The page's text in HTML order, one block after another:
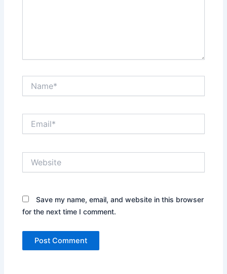
Save my name, email, and website in this browser
for the next time I comment.